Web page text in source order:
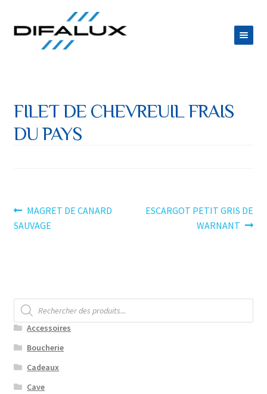
à
au
contenu
PRODUITS
Ouvrir
ESPACE TRAITEUR
enfant
FILET DE CHEVREUIL FRAIS
DU PAYS
Navigation
de
Article
précédent :
MAGRET DE CANARD
SAUVAGE
Article
ESCARGOT PETIT GRIS DE
WARNANT
Recherche
de
produits
Accessoires
Boucherie
Cadeaux
Cave